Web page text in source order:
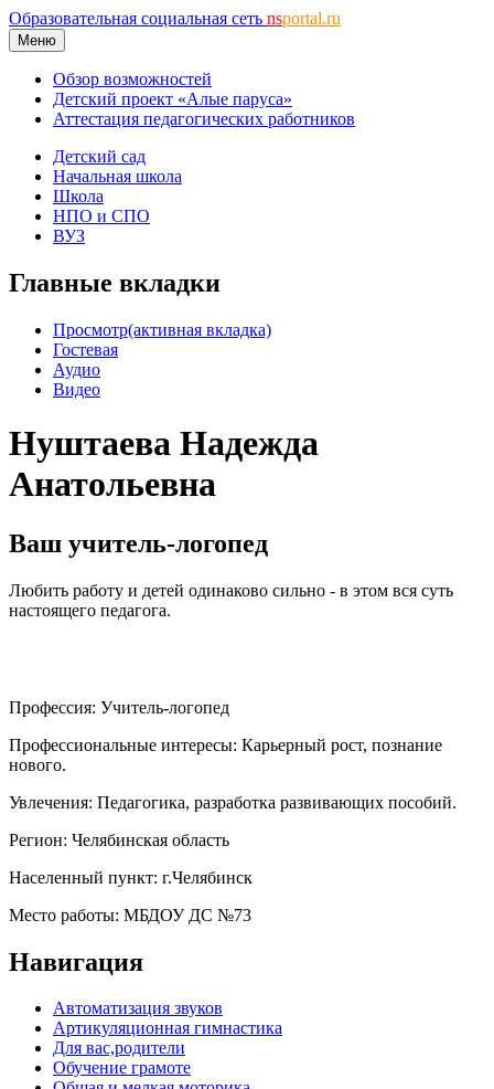
Образовательная социальная сеть nsportal.ru
Меню
Обзор возможностей
Детский проект «Алые паруса»
Аттестация педагогических работников
Детский сад
Начальная школа
Школа
НПО и СПО
ВУЗ
Главные вкладки
Просмотр(активная вкладка)
Гостевая
Аудио
Видео
Нуштаева Надежда
Анатольевна
Ваш учитель-логопед
Любить работу и детей одинаково сильно - в этом вся суть
настоящего педагога.
Профессия: Учитель-логопед
Профессиональные интересы: Карьерный рост, познание
нового.
Увлечения: Педагогика, разработка развивающих пособий.
Регион: Челябинская область
Населенный пункт: г.Челябинск
Место работы: МБДОУ ДС №73
Навигация
Автоматизация звуков
Артикуляционная гимнастика
Для вас,родители
Обучение грамоте